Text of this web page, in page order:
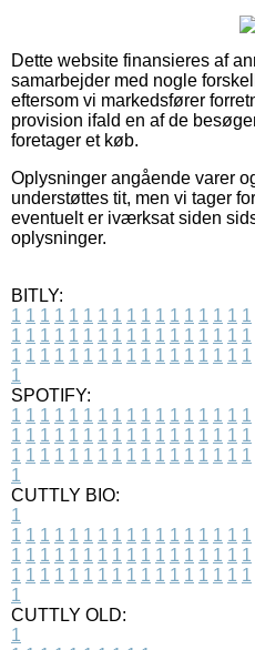
Dette website finansieres af
samarbejder med nogle
eftersom vi markedsfører
provision ifald en af de
foretager et køb.
Oplysninger angående varer
understøttes tit, men vi tager
eventuelt er iværksat siden
oplysninger.
BITLY:
1 1 1 1 1 1 1 1 1 1 1 1 1 1 1 1 1
1 1 1 1 1 1 1 1 1 1 1 1 1 1 1 1 1
1 1 1 1 1 1 1 1 1 1 1 1 1 1 1 1 1
1
SPOTIFY:
1 1 1 1 1 1 1 1 1 1 1 1 1 1 1 1 1
1 1 1 1 1 1 1 1 1 1 1 1 1 1 1 1 1
1 1 1 1 1 1 1 1 1 1 1 1 1 1 1 1 1
1
CUTTLY BIO:
1
1 1 1 1 1 1 1 1 1 1 1 1 1 1 1 1 1
1 1 1 1 1 1 1 1 1 1 1 1 1 1 1 1 1
1 1 1 1 1 1 1 1 1 1 1 1 1 1 1 1 1
1
CUTTLY OLD:
1